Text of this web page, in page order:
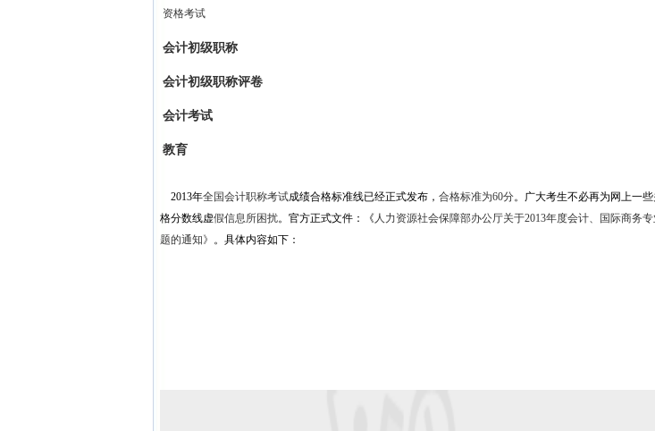
资格考试
会计初级职称
会计初级职称评卷
会计考试
教育
2013年全国会计职称考试成绩合格标准线已经正式发布， 合格标准为60分。广大考生不必再为网上一
格分数线虚假信息所困扰。官方正式文件：《人力资源社会保障部办公厅关于2013年度会计、国际商务
题的通知》 。具体内容如下：